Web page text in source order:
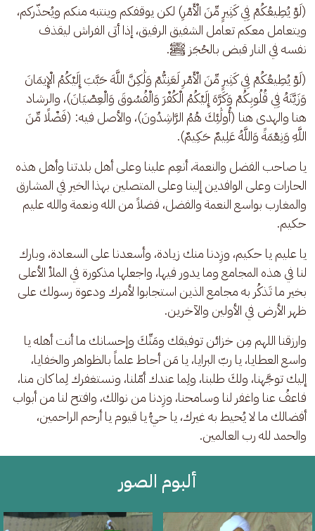
(لَوْ يُطِيعُكُمْ فِي كَثِيرٍ مِّنَ الْأَمْرِ) لكن يوقفكم وينتبه منكم ويُحذّركم،
ويتعامل معكم تعامل الشفيق الرفيق، إذا أتى الفراش ليقذف
نفسه في النار قبض بالحُجَز ﷺ.
(لَوْ يُطِيعُكُمْ فِي كَثِيرٍ مِّنَ الْأَمْرِ لَعَنِتُّمْ وَلَٰكِنَّ اللَّهَ حَبَّبَ إِلَيْكُمُ الْإِيمَانَ
وَزَيَّنَهُ فِي قُلُوبِكُمْ وَكَرَّهَ إِلَيْكُمُ الْكُفْرَ وَالْفُسُوقَ وَالْعِصْيَانَ)، والرشاد
هنا والهدى هنا (أُولَٰئِكَ هُمُ الرَّاشِدُونَ)، والأصل فيه: (فَضْلًا مِّنَ
اللَّهِ وَنِعْمَةً وَاللَّهُ عَلِيمٌ حَكِيمٌ).
يا صاحب الفضل والنعمة، أنعِم علينا وعلى أهل بلدتنا وأهل هذه
الحارات وعلى الوافدين إلينا وعلى المتصلين بهذا الخير في المشارق
والمغارب بواسع النعمة والفضل، فضلاً من الله ونعمة والله عليم
حكيم.
يا عليم يا حكيم، وزِدنا منك زيادة، وأسعدنا على السعادة، وبارك
لنا في هذه المجامع وما يدور فيها، واجعلها مذكورة في الملأ الأعلى
بخير ما تَذكُر به مجامع الذين استجابوا لأمرك ودعوة رسولك على
ظهر الأرض في الأولين والآخرين.
وارزقنا اللهم مِن خزائن توفيقك ومَنِّكَ وإحسانك ما أنت أهله يا
واسع العطايا، يا ربّ البرايا، يا مَن أحاط علماً بالظواهر والخفايا،
إليك توجَّهنا، ولكَ طلبنا، ولِما عندك أمّلنا، ونستغفرك لِما كان منا،
فاعفُ عنا واغفر لنا وسامحنا، وزِدنا من نوالك، وافتح لنا من أبواب
أفضالك ما لا يُحيط به غيرك، يا حيُّ يا قيوم يا أرحم الراحمين،
والحمد لله رب العالمين.
ألبوم الصور